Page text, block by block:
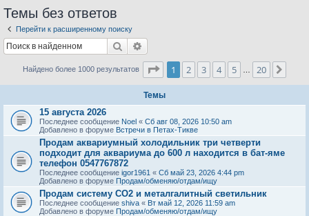
Темы без ответов
Перейти к расширенному поиску
Поиск
Найдено более 1000 результатов Страница1 из
1 2 3 4 5 20
Темы
15 августа 2026
Последнее сообщение Noel « Сб авг 08, 2026 10:50 am
Добавлено в форуме Встречи в Петах-Тикве
Продам аквариумный холодильник три четверти
подходит для аквариума до 600 л находится в бат-яме
телефон 0547767872
Последнее сообщение igor1961 « Сб май 23, 2026 4:44 pm
Добавлено в форуме Продам/обменяю/отдам/ищу
Продам систему СО2 и металгалитный светильник
Последнее сообщение shiva « Вт май 12, 2026 11:59 am
Добавлено в форуме Продам/обменяю/отдам/ищу